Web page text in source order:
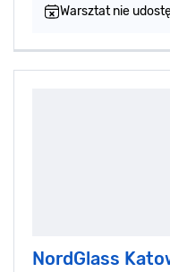
Warsztat nie
NordGlass